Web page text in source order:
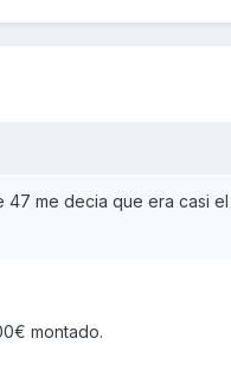
47 me decia que era casi el
montado.